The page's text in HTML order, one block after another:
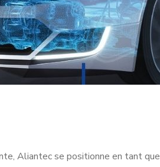
Aliantec se positionne en tant que